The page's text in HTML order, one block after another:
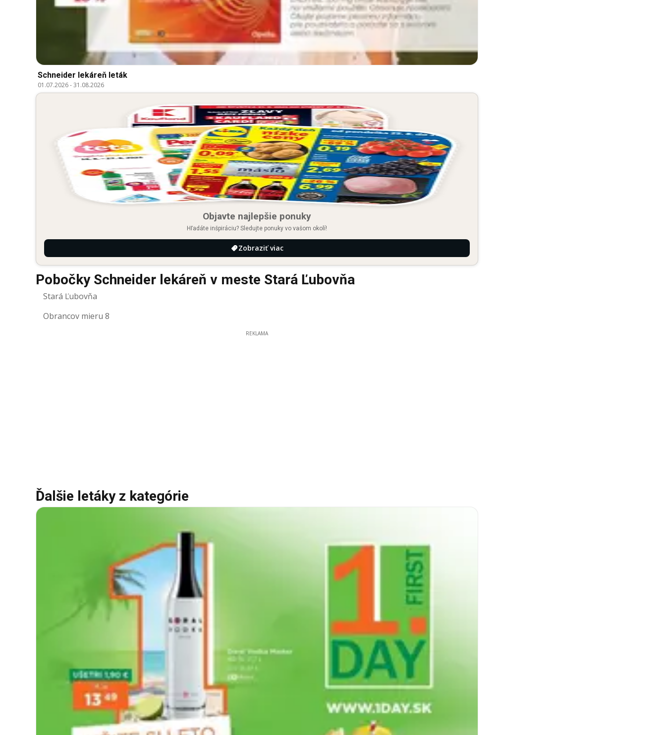
Schneider lekáreň leták
01.07.2026-31.08.2026
Objavte najlepšie ponuky
Hľadáte inšpiráciu? Sledujte ponuky vo vašom okolí!
Zobraziť viac
Pobočky Schneider lekáreň v meste Stará Ľubovňa
Stará Ľubovňa
Obrancov mieru 8
REKLAMA
Ďalšie letáky z kategórie